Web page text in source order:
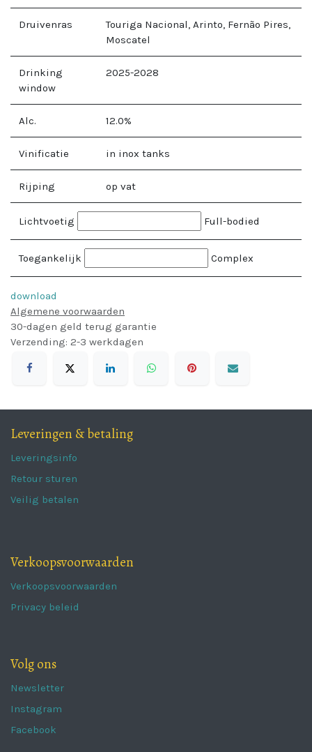
Druivenras
Touriga Nacional, Arinto, Fernão Pires,
Moscatel
Drinking
window
2025-2028
Alc. 12.0%
Vinificatie in inox tanks
Rijping op vat
Lichtvoetig Full-bodied
Toegankelijk Complex
download
Algemene voorwaarden
30-dagen geld terug garantie
Verzending: 2-3 werkdagen
Leveringen & betaling
Leveringsinfo
Retour sturen
Veilig betalen
Verkoopsvoorwaarden
Verkoopsvoorwaarden
Privacy beleid
Volg ons
Newsletter
Instagram
Facebook